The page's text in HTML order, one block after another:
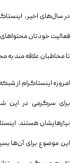
در سال‌های اخیر،
فعالیت خودتان
تا مخاطبان علاقه مند به
امروزه اینستاگرام از
برای سرگرمی در این
نیازهایشان هستند.
این موضوع برای آن‌ها